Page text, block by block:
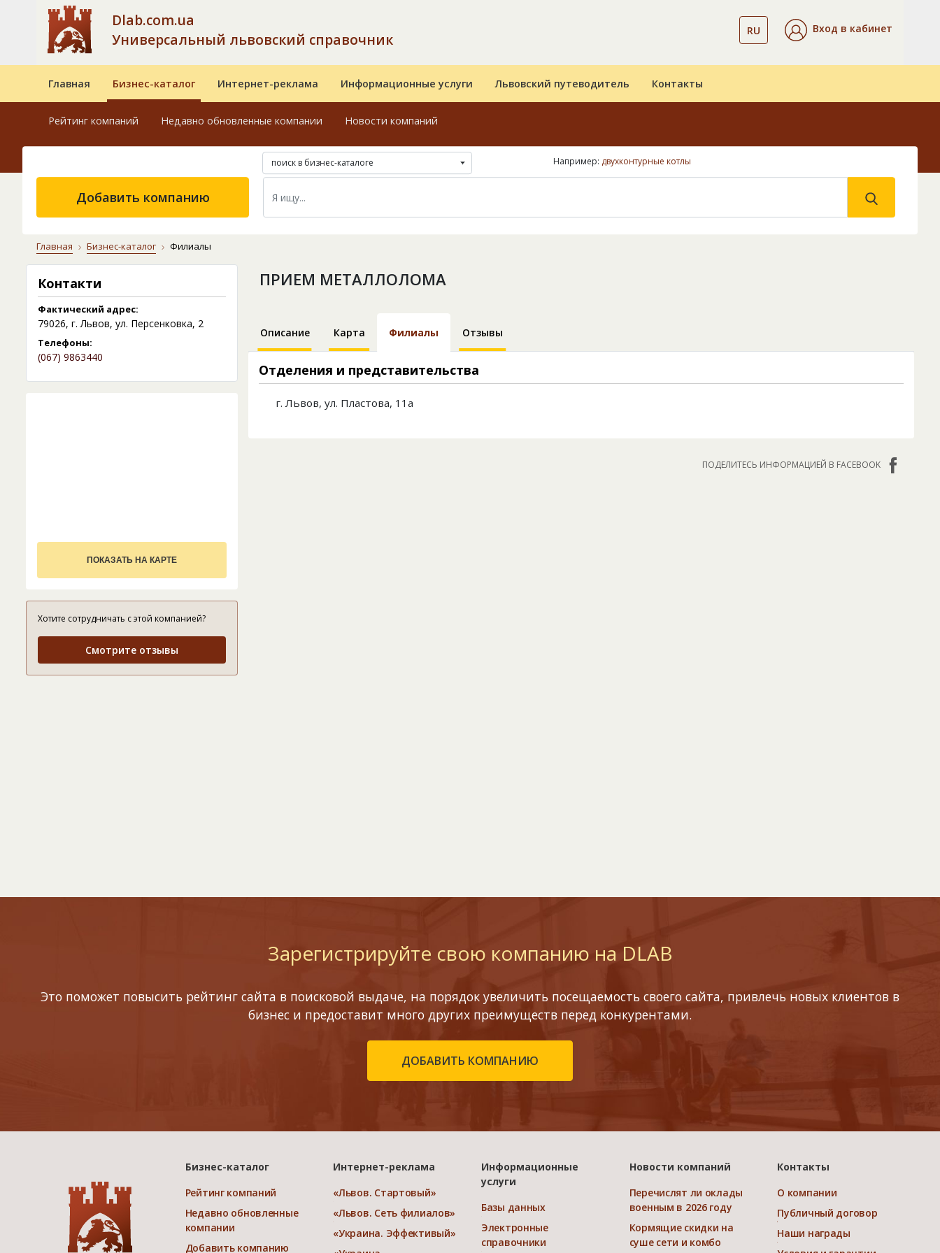
Dlab.com.ua
Универсальный львовский справочник
RU Вход в кабинет
Главная Бизнес-каталог Интернет-реклама Информационные услуги Львовский путеводитель Контакты
Рейтинг компаний Недавно обновленные компании Новости компаний
поиск в бизнес-каталоге Например: двухконтурные котлы
Добавить компанию
Главная Бизнес-каталог Филиалы
Контакти
Фактический адрес:
79026, г. Львов, ул. Персенковка, 2
Телефоны:
(067) 9863440
ПОКАЗАТЬ НА КАРТЕ
Хотите сотрудничать с этой компанией?
Смотрите отзывы
ПРИЕМ МЕТАЛЛОЛОМА
Описание Карта Филиалы Отзывы
Отделения и представительства
г. Львов, ул. Пластова, 11а
ПОДЕЛИТЕСЬ ИНФОРМАЦИЕЙ В FACEBOOK
Зарегистрируйте свою компанию на DLAB
Это поможет повысить рейтинг сайта в поисковой выдаче, на порядок увеличить посещаемость своего сайта, привлечь новых клиентов в
бизнес и предоставит много других преимуществ перед конкурентами.
ДОБАВИТЬ КОМПАНИЮ
Бизнес-каталог
Рейтинг компаний
Недавно обновленные
компании
Добавить компанию
Интернет-реклама
«Львов. Стартовый»
«Львов. Сеть филиалов»
«Украина. Эффективый»
Информационные
услуги
Базы данных
Электронные
справочники
Новости компаний
Перечислят ли оклады
военным в 2026 году
Кормящие скидки на
суше сети и комбо
Контакты
О компании
Публичный договор
Наши награды